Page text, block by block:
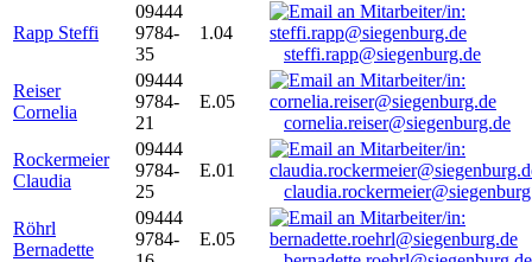
Rapp Steffi
09444
9784-
35
1.04
steffi.rapp@siegenburg.de
Reiser
Cornelia
09444
9784-
21
E.05
cornelia.reiser@siegenburg.de
Rockermeier
Claudia
09444
9784-
25
E.01
Röhrl
Bernadette
09444
9784-
E.05